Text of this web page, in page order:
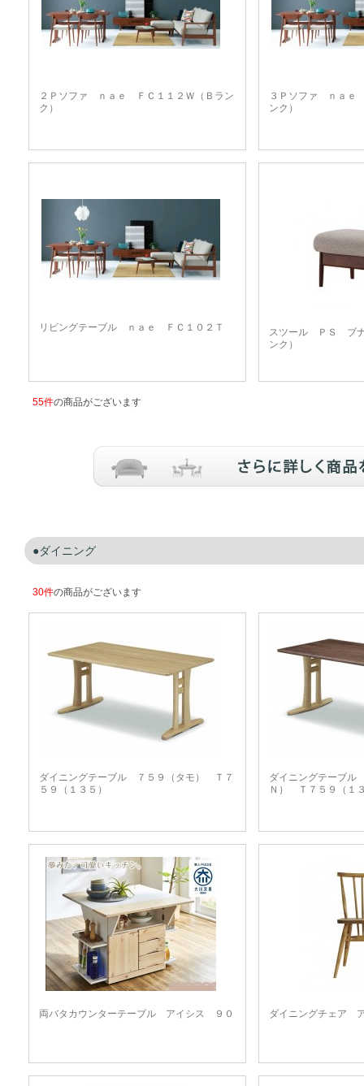
２Ｐソファ ｎａｅ ＦＣ１１２Ｗ（Ｂラン
ク）
３Ｐソファ ｎａｅ
ンク）
リビングテーブル ｎａｅ ＦＣ１０２Ｔ
スツール ＰＳ ブ
ンク）
55件の商品がございます
ダイニング
30件の商品がございます
ダイニングテーブル ７５９（タモ） Ｔ７
５９（１３５）
ダイニングテーブ
Ｎ） Ｔ７５９（１
両バタカウンターテーブル アイシス ９０ ダイニングチェア